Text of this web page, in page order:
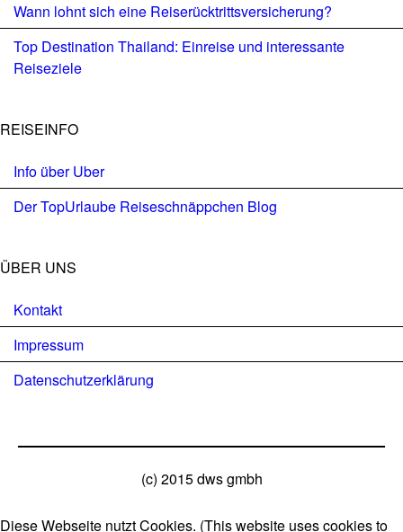
Wann lohnt sich eine Reiserücktrittsversicherung?
Top Destination Thailand: Einreise und interessante
Reiseziele
REISEINFO
Info über Uber
Der TopUrlaube Reiseschnäppchen Blog
ÜBER UNS
Kontakt
Impressum
Datenschutzerklärung
(c) 2015 dws gmbh
Diese Webseite nutzt Cookies. (This website uses cookies to